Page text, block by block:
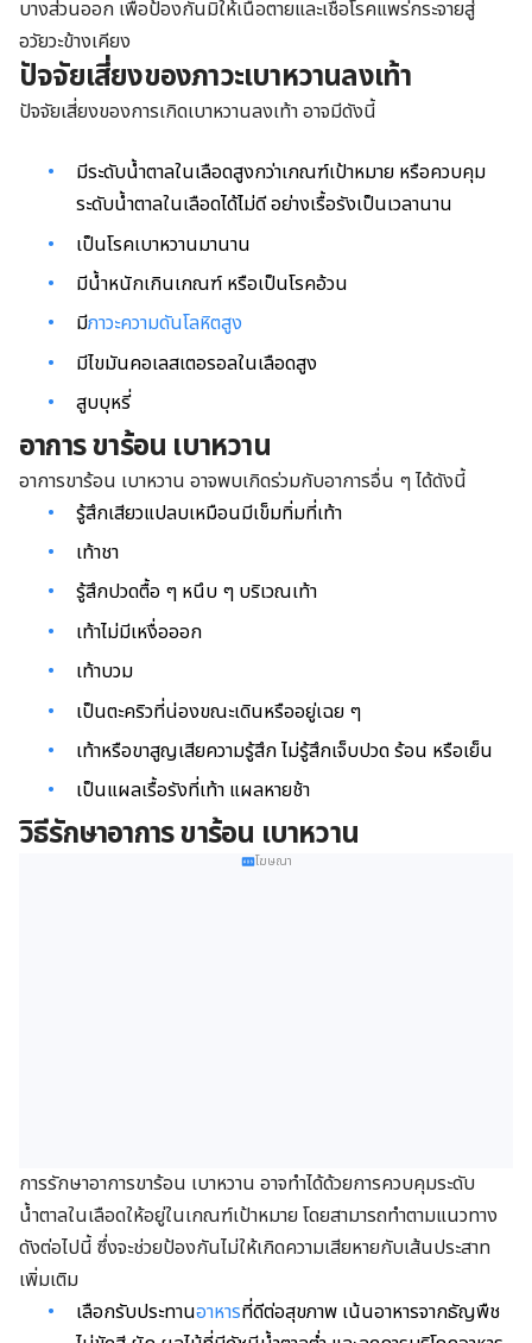
บางส่วนออก เพื่อป้องกันมิให้เนื้อตายและเชื้อโรคแพร่กระจายสู่
อวัยวะข้างเคียง
ปัจจัยเสี่ยงของภาวะเบาหวานลงเท้า
ปัจจัยเสี่ยงของการเกิดเบาหวานลงเท้า อาจมีดังนี้
มีระดับน้ำตาลในเลือดสูงกว่าเกณฑ์เป้าหมาย หรือควบคุม
ระดับน้ำตาลในเลือดได้ไม่ดี อย่างเรื้อรังเป็นเวลานาน
เป็นโรคเบาหวานมานาน
มีน้ำหนักเกินเกณฑ์ หรือเป็นโรคอ้วน
มีภาวะความดันโลหิตสูง
มีไขมันคอเลสเตอรอลในเลือดสูง
สูบบุหรี่
อาการ ขาร้อน เบาหวาน
อาการขาร้อน เบาหวาน อาจพบเกิดร่วมกับอาการอื่น ๆ ได้ดังนี้
รู้สึกเสียวแปลบเหมือนมีเข็มทิ่มที่เท้า
เท้าชา
รู้สึกปวดตื้อ ๆ หนึบ ๆ บริเวณเท้า
เท้าไม่มีเหงื่อออก
เท้าบวม
เป็นตะคริวที่น่องขณะเดินหรืออยู่เฉย ๆ
เท้าหรือขาสูญเสียความรู้สึก ไม่รู้สึกเจ็บปวด ร้อน หรือเย็น
เป็นแผลเรื้อรังที่เท้า แผลหายช้า
วิธีรักษาอาการ ขาร้อน เบาหวาน
โฆษณา
การรักษาอาการขาร้อน เบาหวาน อาจทำได้ด้วยการควบคุมระดับ
น้ำตาลในเลือดให้อยู่ในเกณฑ์เป้าหมาย โดยสามารถทำตามแนวทาง
ดังต่อไปนี้ ซึ่งจะช่วยป้องกันไม่ให้เกิดความเสียหายกับเส้นประสาท
เพิ่มเติม
เลือกรับประทานอาหารที่ดีต่อสุขภาพ เน้นอาหารจากธัญพืช